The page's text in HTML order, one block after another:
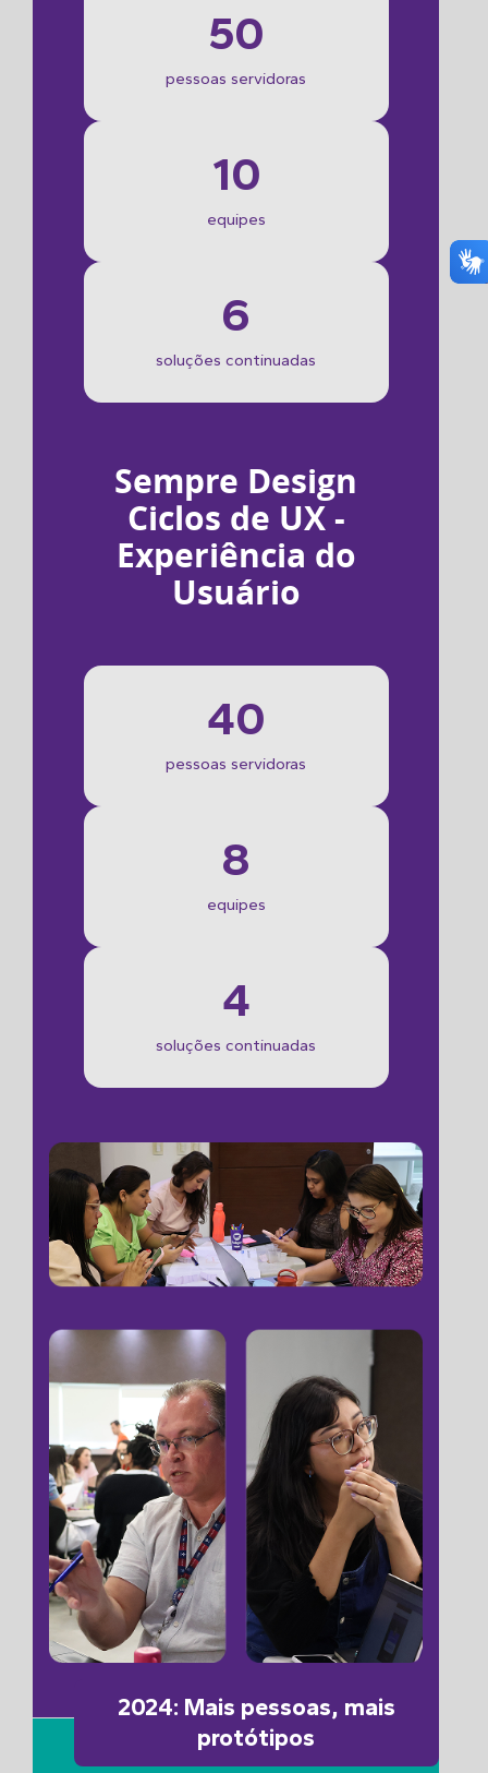
50
pessoas servidoras
10
equipes
6
soluções continuadas
Sempre Design
Ciclos de UX -
Experiência do
Usuário
40
pessoas servidoras
8
equipes
4
soluções continuadas
2024: Mais pessoas, mais
protótipos